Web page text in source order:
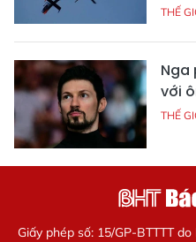
THẾ
Nga
với
THẾ
Giấy phép số: 15/GP-BTTTT